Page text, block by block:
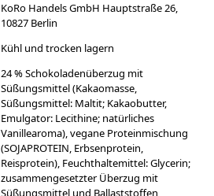
KoRo Handels GmbH Hauptstraße 26,
10827 Berlin
Kühl und trocken lagern
24 % Schokoladenüberzug mit
Süßungsmittel (Kakaomasse,
Süßungsmittel: Maltit; Kakaobutter,
Emulgator: Lecithine; natürliches
Vanillearoma), vegane Proteinmischung
(SOJAPROTEIN, Erbsenprotein,
Reisprotein), Feuchthaltemittel: Glycerin;
zusammengesetzter Überzug mit
Süßungsmittel und Ballaststoffen